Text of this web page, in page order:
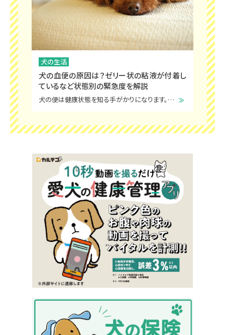
犬の生活
犬の血便の原因は？ゼリー状の粘液が付着し
ているなど状態別の緊急度を解説
犬の便は健康状態を知る手がかりになります。愛犬が血便を出した場合は、なにか病気にかかっているのではと心配になりますよね。